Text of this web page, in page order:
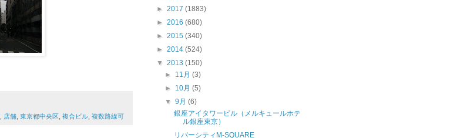
店舗 東京都中央区 複合ビル 複数路線可
► 2017 (1883)
► 2016 (680)
► 2015 (340)
► 2014 (524)
▼ 2013 (150)
► 11月(3)
► 10月(5)
▼9月(6)
銀座アイタワービル（メルキュールホテ
ル銀座東京）
リバーシティM-SQUARE